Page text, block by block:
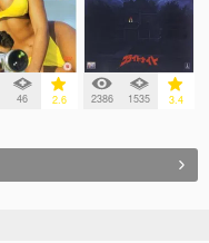
46 2.6 2386 1535 3.4